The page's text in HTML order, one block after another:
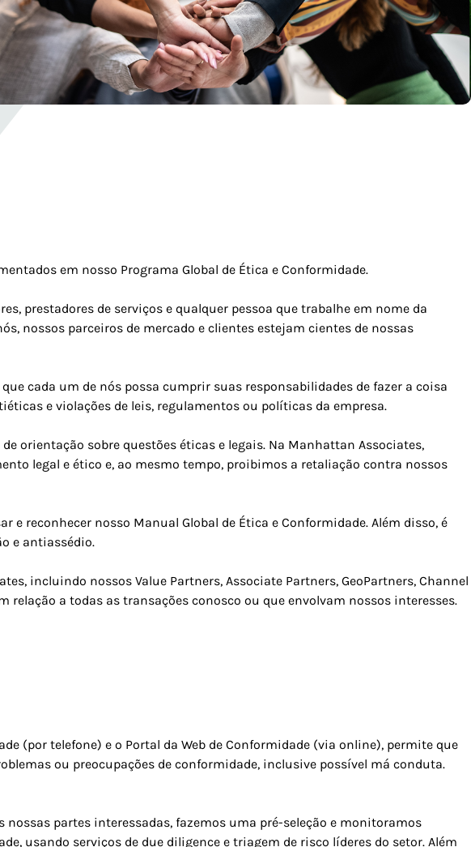
em nosso Programa Global de Ética e Conformidade.
prestadores de serviços e qualquer pessoa que trabalhe em nome da
nossos parceiros de mercado e clientes estejam cientes de nossas
cada um de nós possa cumprir suas responsabilidades de fazer a coisa
e violações de leis, regulamentos ou políticas da empresa.
orientação sobre questões éticas e legais. Na Manhattan Associates,
legal e ético e, ao mesmo tempo, proibimos a retaliação contra nossos
reconhecer nosso Manual Global de Ética e Conformidade. Além disso, é
e antiassédio.
incluindo nossos Value Partners, Associate Partners, GeoPartners, Channel
a todas as transações conosco ou que envolvam nossos interesses.
(por telefone) e o Portal da Web de Conformidade (via online), permite que
ou preocupações de conformidade, inclusive possível má conduta.
partes interessadas, fazemos uma pré-seleção e monitoramos
usando serviços de due diligence e triagem de risco líderes do setor. Além